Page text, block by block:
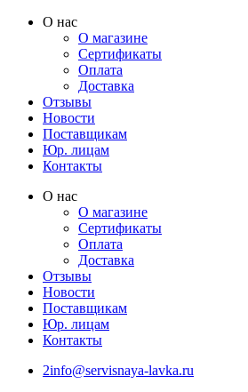
Перейти
содержимому
О нас
О магазине
Сертификаты
Оплата
Доставка
Отзывы
Новости
Поставщикам
Юр. лицам
Контакты
О нас
О магазине
Сертификаты
Оплата
Доставка
Отзывы
Новости
Поставщикам
Юр. лицам
Контакты
2info@servisnaya-lavka.ru